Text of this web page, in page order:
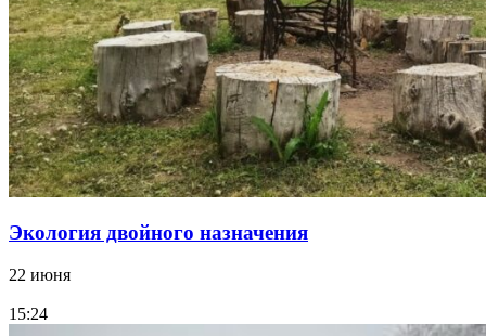
Экология двойного назначения
22 июня
15:24